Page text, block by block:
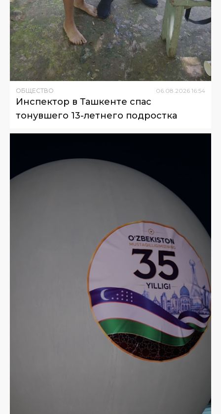
ОБЩЕСТВО 06.08.2026 16:54
Инспектор в Ташкенте спас
тонувшего 13-летнего подростка